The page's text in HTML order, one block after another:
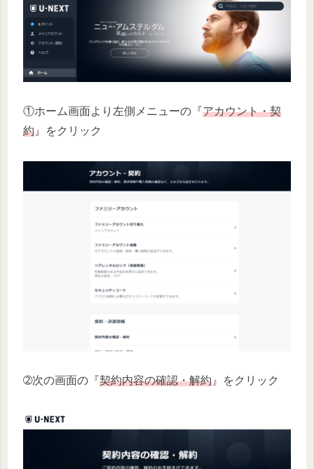
①ホーム画面より左側メニューの『アカウント・契
約 』をクリック
➁次の画面の『 契約内容の確認・解約』をクリック